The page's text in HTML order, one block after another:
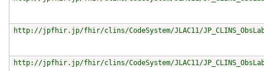
http://jpfhir.jp/fhir/clins/CodeSystem/JLAC11/
http://jpfhir.jp/fhir/clins/CodeSystem/JLAC11/